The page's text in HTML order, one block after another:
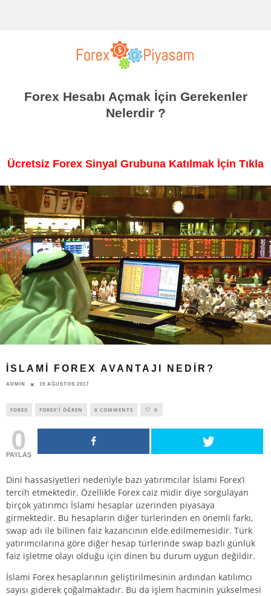
Forex Hesabı Açmak İçin Gerekenler
Nelerdir ?
Ücretsiz Forex Sinyal Grubuna Katılmak İçin Tıkla
İSLAMI FOREX AVANTAJI NEDIR?
ADMIN 19 AĞUSTOS 2017
FOREX FOREX'I ÖĞREN 0 COMMENTS 0
0
PAYLAŞ
Dini hassasiyetleri nedeniyle bazı yatırımcılar İslami Forex’i
tercih etmektedir. Özellikle Forex caiz midir diye sorgulayan
birçok yatırımcı İslami hesaplar üzerinden piyasaya
girmektedir. Bu hesapların diğer türlerinden en önemli farkı,
swap adı ile bilinen faiz kazancının elde edilmemesidir. Türk
yatırımcılarına göre diğer hesap türlerinde swap bazlı günlük
faiz işletme olayı olduğu için dinen bu durum uygun değildir.
İslami Forex hesaplarının geliştirilmesinin ardından katılımcı
sayısı giderek çoğalmaktadır. Bu da işlem hacminin yükselmesi